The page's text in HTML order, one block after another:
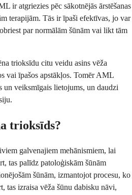
ir atgriezies pēc sākotnējās ārstēšanas
terapijām. Tās ir īpaši efektīvas, jo var
par normālām šūnām vai likt tām
trioksīdu citu veidu asins vēža
vai īpašos apstākļos. Tomēr AML
veiksmīgais lietojums, un daudzi
trioksīds?
galvenajiem mehānismiem, lai
tas palīdz patoloģiskām šūnām
šūnām, izmantojot procesu, ko
tas izraisa vēža šūnu dabisku nāvi,